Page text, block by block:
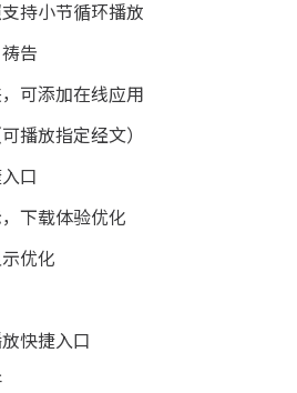
持小节循环播放
告
可添加在线应用
播放指定经文）
口
下载体验优化
优化
快捷入口